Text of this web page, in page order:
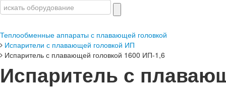
Теплообменные аппараты с плавающей головкой
Испарители с плавающей головкой ИП
Испаритель с плавающей головкой 1600 ИП-1,6
Испаритель с